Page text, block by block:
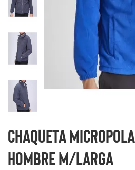
Chaqueta
Hombre M/Larga